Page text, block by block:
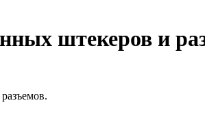
штекеров и